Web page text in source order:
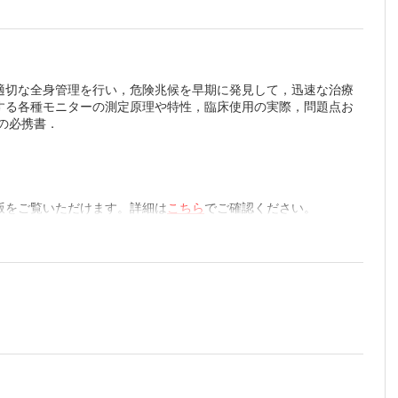
彦）
な全身管理を行い，危険兆候を早期に発見して，迅速な治療
各種モニターの測定原理や特性，臨床使用の実際，問題点お
必携書．
ご覧いただけます。詳細は こちらでご確認ください。